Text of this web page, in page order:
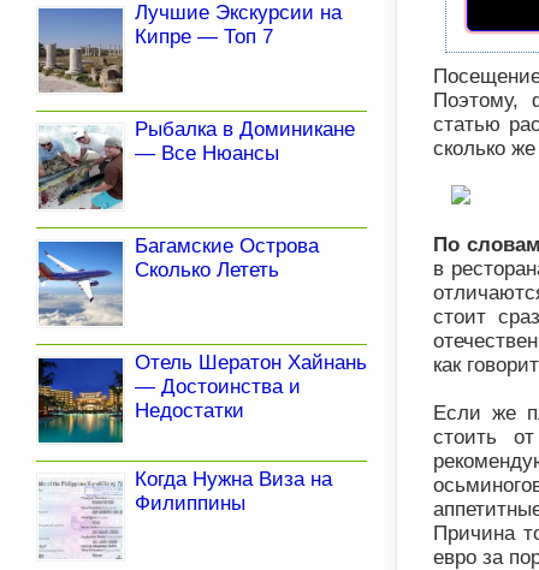
Поэтому,
статью
сколько
По
в
стоит
как
Если же
стоить
Причина
евро за
Лучшие Экскурсии на
Кипре — Топ 7
Рыбалка в Доминикане
— Все Нюансы
Багамские Острова
Сколько Лететь
Отель Шератон Хайнань
— Достоинства и
Недостатки
Когда Нужна Виза на
Филиппины